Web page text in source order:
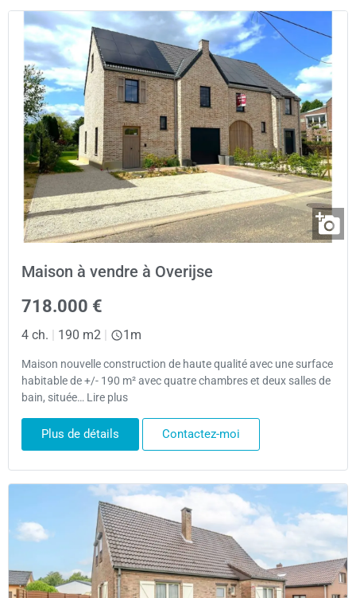
Maison à vendre à Overijse
718.000 €
4 ch. | 190 m2 | 1m
Maison nouvelle construction de haute qualité avec une surface
habitable de +/- 190 m² avec quatre chambres et deux salles de
bain, située… Lire plus
Plus de détails Contactez-moi